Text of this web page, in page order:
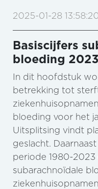
2025-01-28
Basiscijfers
bloeding 2023
In dit hoofdstuk
betrekking tot
bloeding voor het
Uitsplitsing vindt
geslacht.
periode 1980-
subarachnoïdale